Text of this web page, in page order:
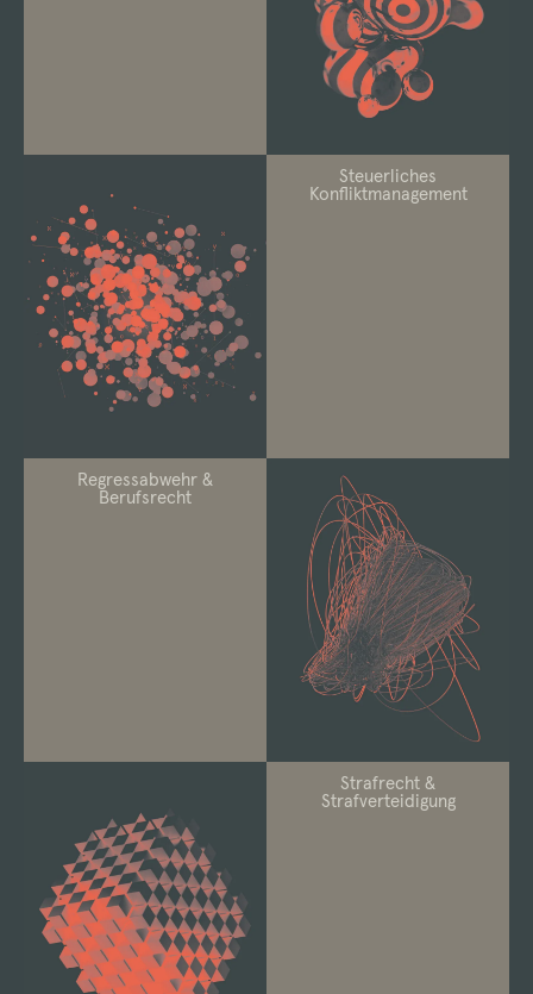
Steuerliches
Konfliktmanagement
Regressabwehr &
Berufsrecht
Strafrecht &
Strafverteidigung